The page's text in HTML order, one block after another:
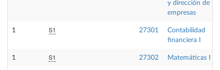
y dirección de
empresas
1 S1 27301
Contabilidad
financiera I
1 S1 27302 Matemáticas I